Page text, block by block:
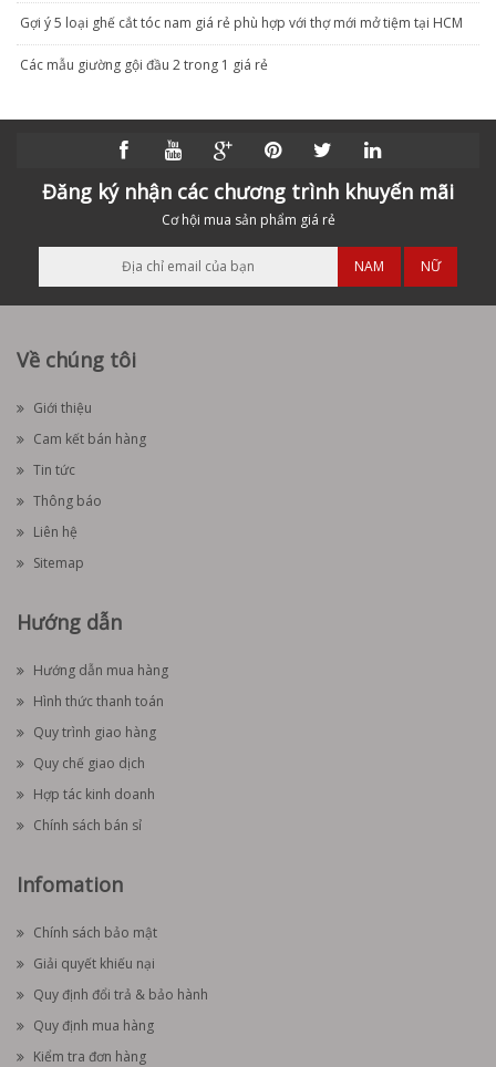
Gợi ý 5 loại ghế cắt tóc nam giá rẻ phù hợp với thợ mới mở tiệm tại HCM
Các mẫu giường gội đầu 2 trong 1 giá rẻ
Đăng ký nhận các chương trình khuyến mãi
Cơ hội mua sản phẩm giá rẻ
NAM NỮ
Về chúng tôi
Giới thiệu
Cam kết bán hàng
Tin tức
Thông báo
Liên hệ
Sitemap
Hướng dẫn
Hướng dẫn mua hàng
Hình thức thanh toán
Quy trình giao hàng
Quy chế giao dịch
Hợp tác kinh doanh
Chính sách bán sỉ
Infomation
Chính sách bảo mật
Giải quyết khiếu nại
Quy định đổi trả & bảo hành
Quy định mua hàng
Kiểm tra đơn hàng